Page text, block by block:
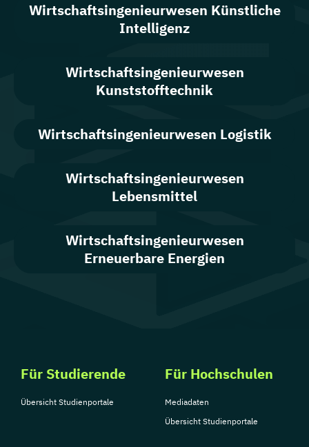
Wirtschafts­ingenieur­wesen Künstliche
Intelligenz
Wirtschafts­ingenieur­wesen
Kunststofftechnik
Wirtschafts­ingenieur­wesen Logistik
Wirtschafts­ingenieur­wesen
Lebensmittel
Wirtschaftsingenieurwesen
Erneuerbare Energien
Für Studierende
Übersicht Studienportale
Für Hochschulen
Mediadaten
Übersicht Studienportale